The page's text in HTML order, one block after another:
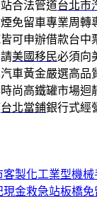
合法管道台北市
免留車專業周轉
可申辦借款台中
美國移民必須向
車黃金嚴選高品
尚高鐵罐市場迴
台北當鋪銀行式經
製化工業型機械
金救急站板橋免